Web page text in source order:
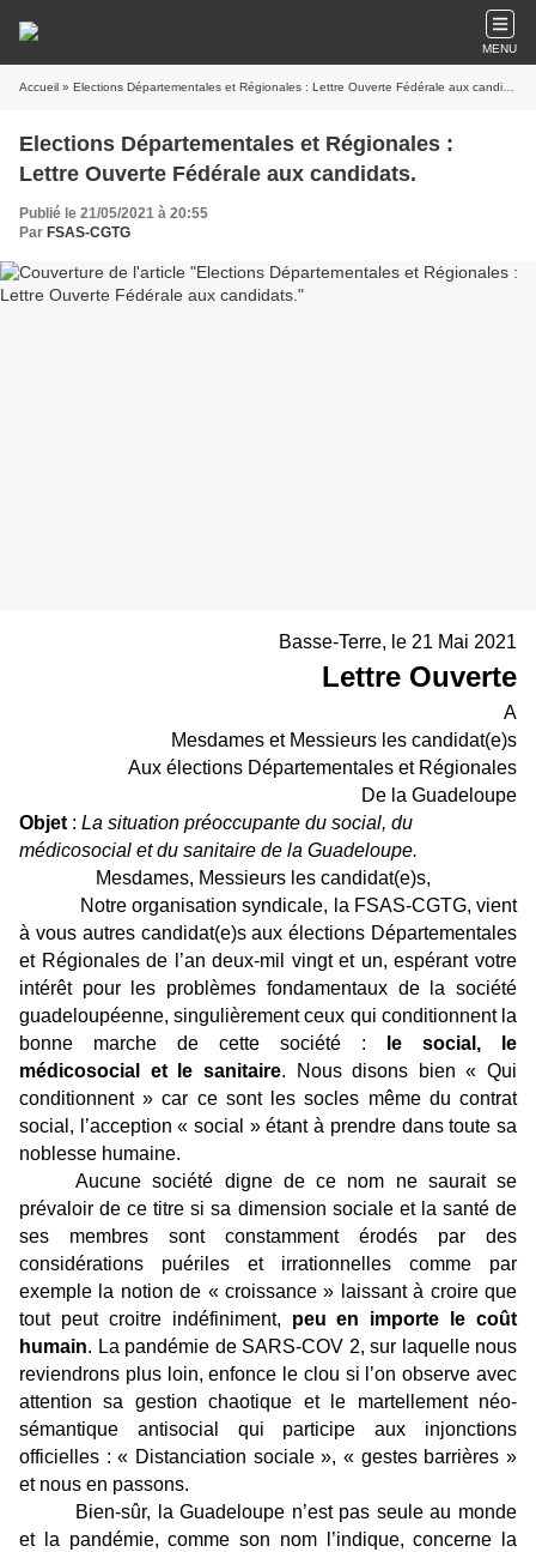
MENU
Accueil » Elections Départementales et Régionales : Lettre Ouverte Fédérale aux candidats.
Elections Départementales et Régionales :
Lettre Ouverte Fédérale aux candidats.
Publié le 21/05/2021 à 20:55
Par FSAS-CGTG
Basse-Terre, le 21 Mai 2021
Lettre Ouverte
A
Mesdames et Messieurs les candidat(e)s
Aux élections Départementales et Régionales
De la Guadeloupe
Objet : La situation préoccupante du social, du
médicosocial et du sanitaire de la Guadeloupe.
Mesdames, Messieurs les candidat(e)s,
Notre organisation syndicale, la FSAS-CGTG, vient
à vous autres candidat(e)s aux élections Départementales
et Régionales de l’an deux-mil vingt et un, espérant votre
intérêt pour les problèmes fondamentaux de la société
guadeloupéenne, singulièrement ceux qui conditionnent la
bonne marche de cette société :
le social, le
médicosocial et le sanitaire. Nous disons bien « Qui
conditionnent » car ce sont les socles même du contrat
social, l’acception « social » étant à prendre dans toute sa
noblesse humaine.
Aucune société digne de ce nom ne saurait se
prévaloir de ce titre si sa dimension sociale et la santé de
ses membres sont constamment érodés par des
considérations puériles et irrationnelles comme par
exemple la notion de « croissance » laissant à croire que
tout peut croitre indéfiniment, peu en importe le coût
humain. La pandémie de SARS-COV 2, sur laquelle nous
reviendrons plus loin, enfonce le clou si l’on observe avec
attention sa gestion chaotique et le martellement néo-
sémantique antisocial qui participe aux injonctions
officielles : « Distanciation sociale », « gestes barrières »
et nous en passons.
Bien-sûr, la Guadeloupe n’est pas seule au monde
et la pandémie, comme son nom l’indique, concerne la